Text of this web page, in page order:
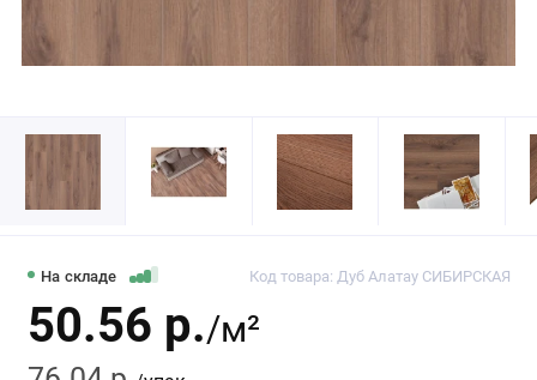
На складе Код товара: Дуб Алатау СИБИРСКАЯ
50.56 р./м²